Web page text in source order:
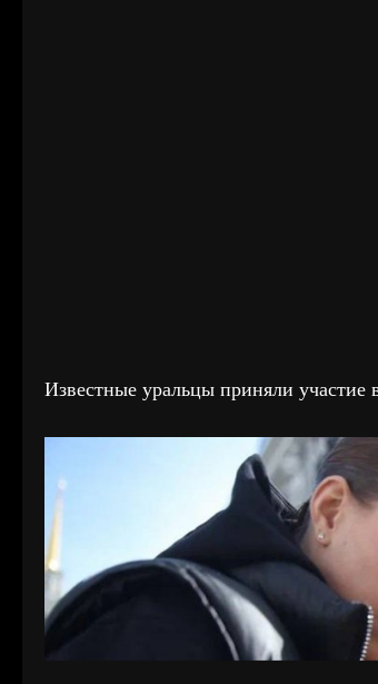
Известные уральцы приняли